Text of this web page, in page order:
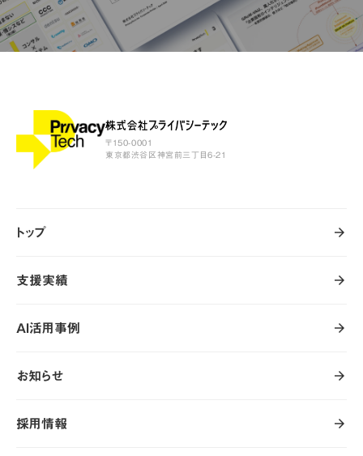
〒150-0001
東京都渋谷区神宮前三丁目6-21
トップ
トップ arrow_forward
支援実績
支援実績 arrow_forward
AI活用事例
AI活用事例 arrow_forward
お知らせ
お知らせ arrow_forward
採用情報
採用情報 arrow_forward